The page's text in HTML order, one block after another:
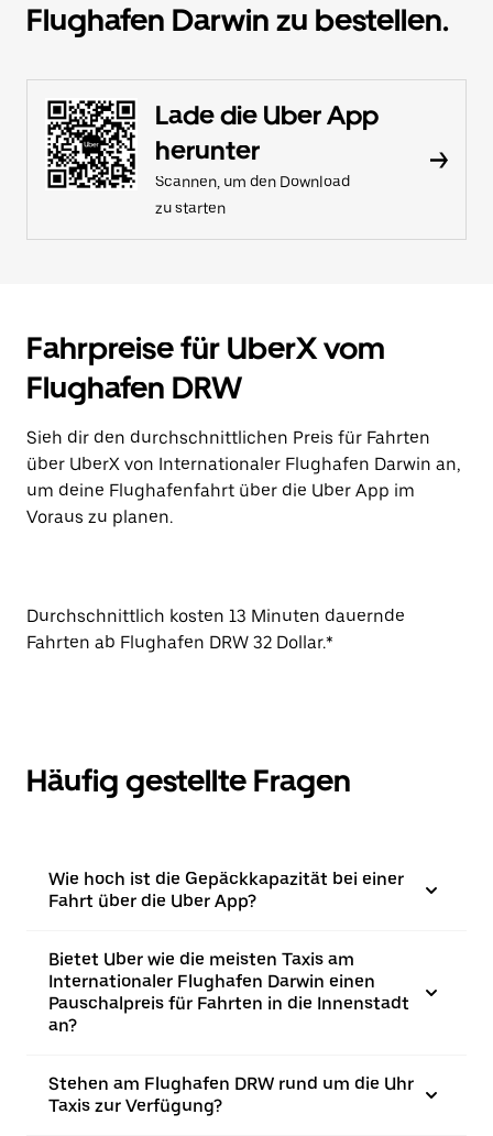
Flughafen Darwin zu bestellen.
Lade die Uber App
herunter
Scannen, um den Download
zu starten
Fahrpreise für UberX vom
Flughafen DRW
Sieh dir den durchschnittlichen Preis für Fahrten
über UberX von Internationaler Flughafen Darwin an,
um deine Flughafenfahrt über die Uber App im
Voraus zu planen.
Durchschnittlich kosten 13 Minuten dauernde
Fahrten ab Flughafen DRW 32 Dollar.*
Häufig gestellte Fragen
Wie hoch ist die Gepäckkapazität bei einer
Fahrt über die Uber App?
Bietet Uber wie die meisten Taxis am
Internationaler Flughafen Darwin einen
Pauschalpreis für Fahrten in die Innenstadt
an?
Stehen am Flughafen DRW rund um die Uhr
Taxis zur Verfügung?